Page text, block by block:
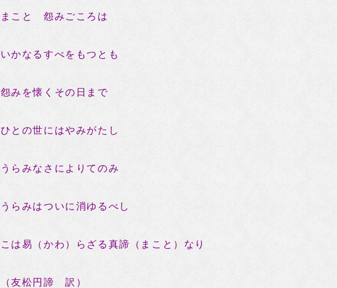
まこと 怨みごころは
いかなるすべをもつとも
怨みを懐くその日まで
ひとの世にはやみがたし
うらみなさによりてのみ
うらみはついに消ゆるべし
こは易（かわ）らざる真諦（まこと）なり
（友松円諦 訳）